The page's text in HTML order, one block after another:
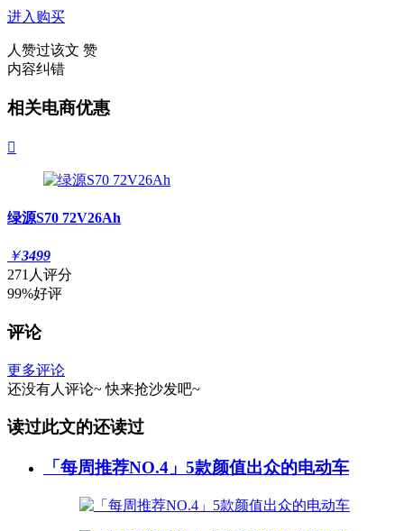
进入购买
人赞过该文 赞
内容纠错
相关电商优惠

绿源S70 72V26Ah
￥3499
271人评分
99%好评
评论
更多评论
还没有人评论~ 快来抢沙发吧~
读过此文的还读过
「每周推荐NO.4」5款颜值出众的电动车